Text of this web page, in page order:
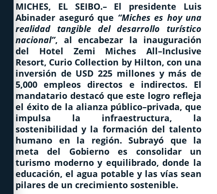
MICHES, EL SEIBO.–El presidente Luis
Abinader aseguró que “Miches es hoy una
realidad tangible del desarrollo turístico
nacional”, al encabezar la inauguración
del Hotel Zemi Miches All–Inclusive
Resort, Curio Collection by Hilton, con una
inversión de USD 225 millonesy más de
5,000 empleos directos e indirectos. El
mandatario destacó que este logro refleja
el éxito de la alianza público–privada, que
impulsa la infraestructura, la
sostenibilidad y la formación del talento
humano en la región. Subrayó que la
meta del Gobierno es consolidar un
turismo moderno y equilibrado, donde la
educación, el agua potable y las vías sean
pilares de un crecimiento sostenible.